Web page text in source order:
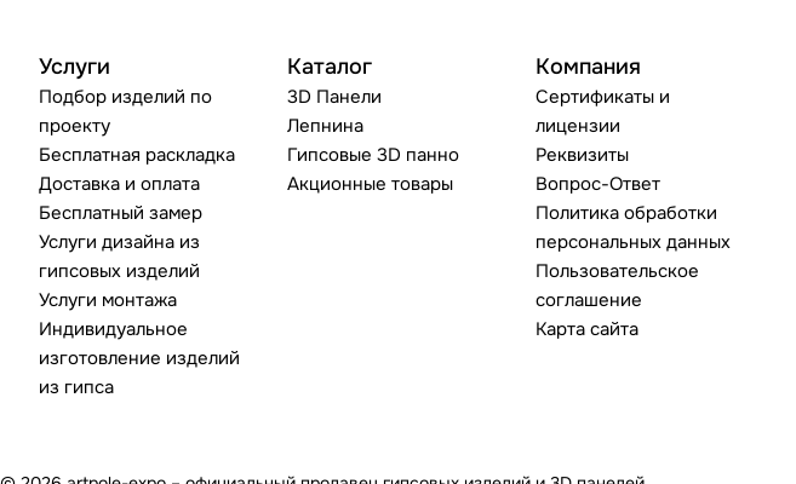
Услуги
Подбор изделий по
проекту
Бесплатная раскладка
Доставка и оплата
Бесплатный замер
Услуги дизайна из
гипсовых изделий
Услуги монтажа
Индивидуальное
изготовление изделий
из гипса
Каталог
3D Панели
Лепнина
Гипсовые 3D панно
Акционные товары
Компания
Сертификаты и
лицензии
Реквизиты
Вопрос-Ответ
Политика обработки
персональных данных
Пользовательское
соглашение
Карта сайта